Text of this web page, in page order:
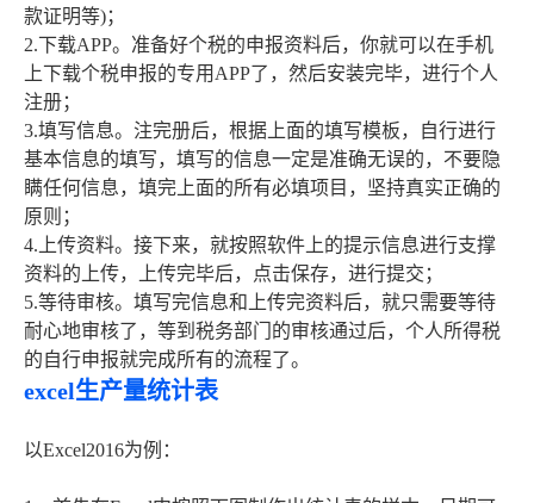
款证明等)；
2.下载APP。准备好个税的申报资料后，你就可以在手机
上下载个税申报的专用APP了，然后安装完毕，进行个人
注册；
3.填写信息。注完册后，根据上面的填写模板，自行进行
基本信息的填写，填写的信息一定是准确无误的，不要隐
瞒任何信息，填完上面的所有必填项目，坚持真实正确的
原则；
4.上传资料。接下来，就按照软件上的提示信息进行支撑
资料的上传，上传完毕后，点击保存，进行提交；
5.等待审核。填写完信息和上传完资料后，就只需要等待
耐心地审核了，等到税务部门的审核通过后，个人所得税
的自行申报就完成所有的流程了。
excel生产量统计表
以Excel2016为例：